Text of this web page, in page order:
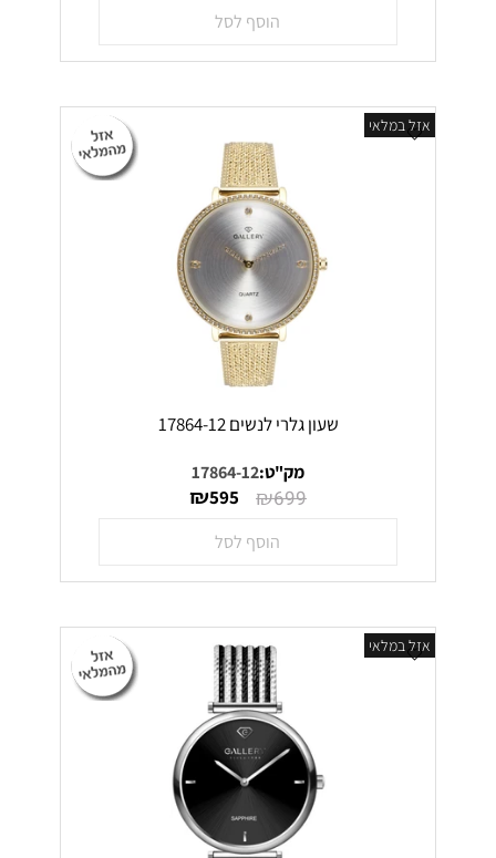
הוסף לסל
אזל במלאי
שעון גלרי לנשים 17864-12
מק"ט:17864-12
₪699
₪595
הוסף לסל
אזל במלאי